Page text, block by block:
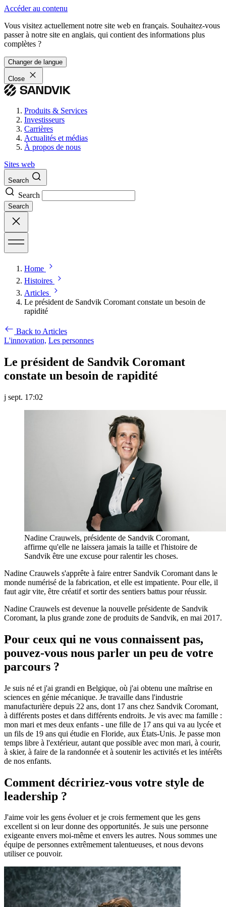
Accéder au contenu
Vous visitez actuellement notre site web en français. Souhaitez-vous
passer à notre site en anglais, qui contient des informations plus
complètes ?
Changer de langue
Close
Produits & Services
Investisseurs
Carrières
Actualités et médias
À propos de nous
Sites web
Search
Search
Search
Home
Histoires
Articles
Le président de Sandvik Coromant constate un besoin de
rapidité
Back to Articles
L'innovation, Les personnes
Le président de Sandvik Coromant
constate un besoin de rapidité
j sept. 17:02
Nadine Crauwels, présidente de Sandvik Coromant,
affirme qu'elle ne laissera jamais la taille et l'histoire de
Sandvik être une excuse pour ralentir les choses.
Nadine Crauwels s'apprête à faire entrer Sandvik Coromant dans le
monde numérisé de la fabrication, et elle est impatiente. Pour elle, il
faut agir vite, être créatif et sortir des sentiers battus pour réussir.
Nadine Crauwels est devenue la nouvelle présidente de Sandvik
Coromant, la plus grande zone de produits de Sandvik, en mai 2017.
Pour ceux qui ne vous connaissent pas,
pouvez-vous nous parler un peu de votre
parcours ?
Je suis né et j'ai grandi en Belgique, où j'ai obtenu une maîtrise en
sciences en génie mécanique. Je travaille dans l'industrie
manufacturière depuis 22 ans, dont 17 ans chez Sandvik Coromant,
à différents postes et dans différents endroits. Je vis avec ma famille :
mon mari et mes deux enfants - une fille de 17 ans qui va au lycée et
un fils de 19 ans qui étudie en Floride, aux États-Unis. Je passe mon
temps libre à l'extérieur, autant que possible avec mon mari, à courir,
à skier, à faire de la randonnée et à soutenir les activités et les intérêts
de nos enfants.
Comment décririez-vous votre style de
leadership ?
J'aime voir les gens évoluer et je crois fermement que les gens
excellent si on leur donne des opportunités. Je suis une personne
exigeante envers moi-même et envers les autres. Nous sommes une
équipe de personnes extrêmement talentueuses, et nous devons
utiliser ce pouvoir.